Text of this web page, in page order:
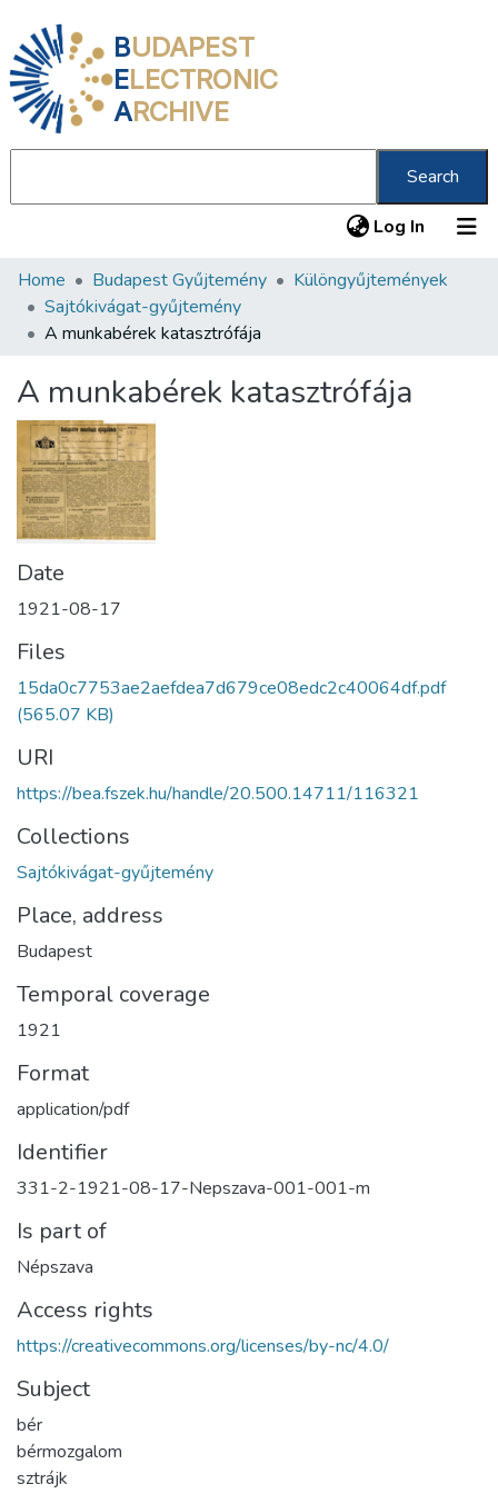
BUDAPEST
ELECTRONIC
ARCHIVE
Search
Log In (current)
Communities & Collections
All of DSpace
About us
Home Budapest Gyűjtemény
Különgyűjtemények
Sajtókivágat-gyűjtemény
A munkabérek katasztrófája
A munkabérek katasztrófája
Date
1921-08-17
Files
15da0c7753ae2aefdea7d679ce08edc2c40064df.pdf
(565.07 KB)
URI
https://bea.fszek.hu/handle/20.500.14711/116321
Collections
Sajtókivágat-gyűjtemény
Place, address
Budapest
Temporal coverage
1921
Format
application/pdf
Identifier
331-2-1921-08-17-Nepszava-001-001-m
Is part of
Népszava
Access rights
https://creativecommons.org/licenses/by-nc/4.0/
Subject
bér
bérmozgalom
sztrájk